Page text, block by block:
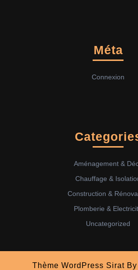
Méta
Connexion
Aménagement &
Chauffage &
Construction &
Plomberie &
Uncategorized
Thème WordPress Sirat